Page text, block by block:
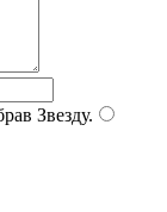
Звезду.